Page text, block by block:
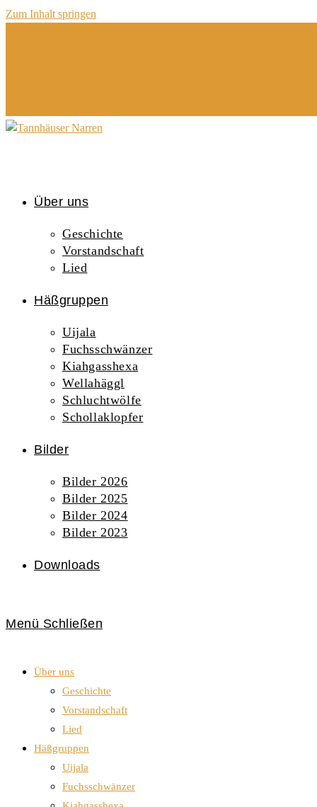
Zum Inhalt springen
Über uns
Geschichte
Vorstandschaft
Lied
Häßgruppen
Uijala
Fuchsschwänzer
Kiahgasshexa
Wellahäggl
Schluchtwölfe
Schollaklopfer
Bilder
Bilder 2026
Bilder 2025
Bilder 2024
Bilder 2023
Downloads
Menü Schließen
Über uns
Geschichte
Vorstandschaft
Lied
Häßgruppen
Uijala
Fuchsschwänzer